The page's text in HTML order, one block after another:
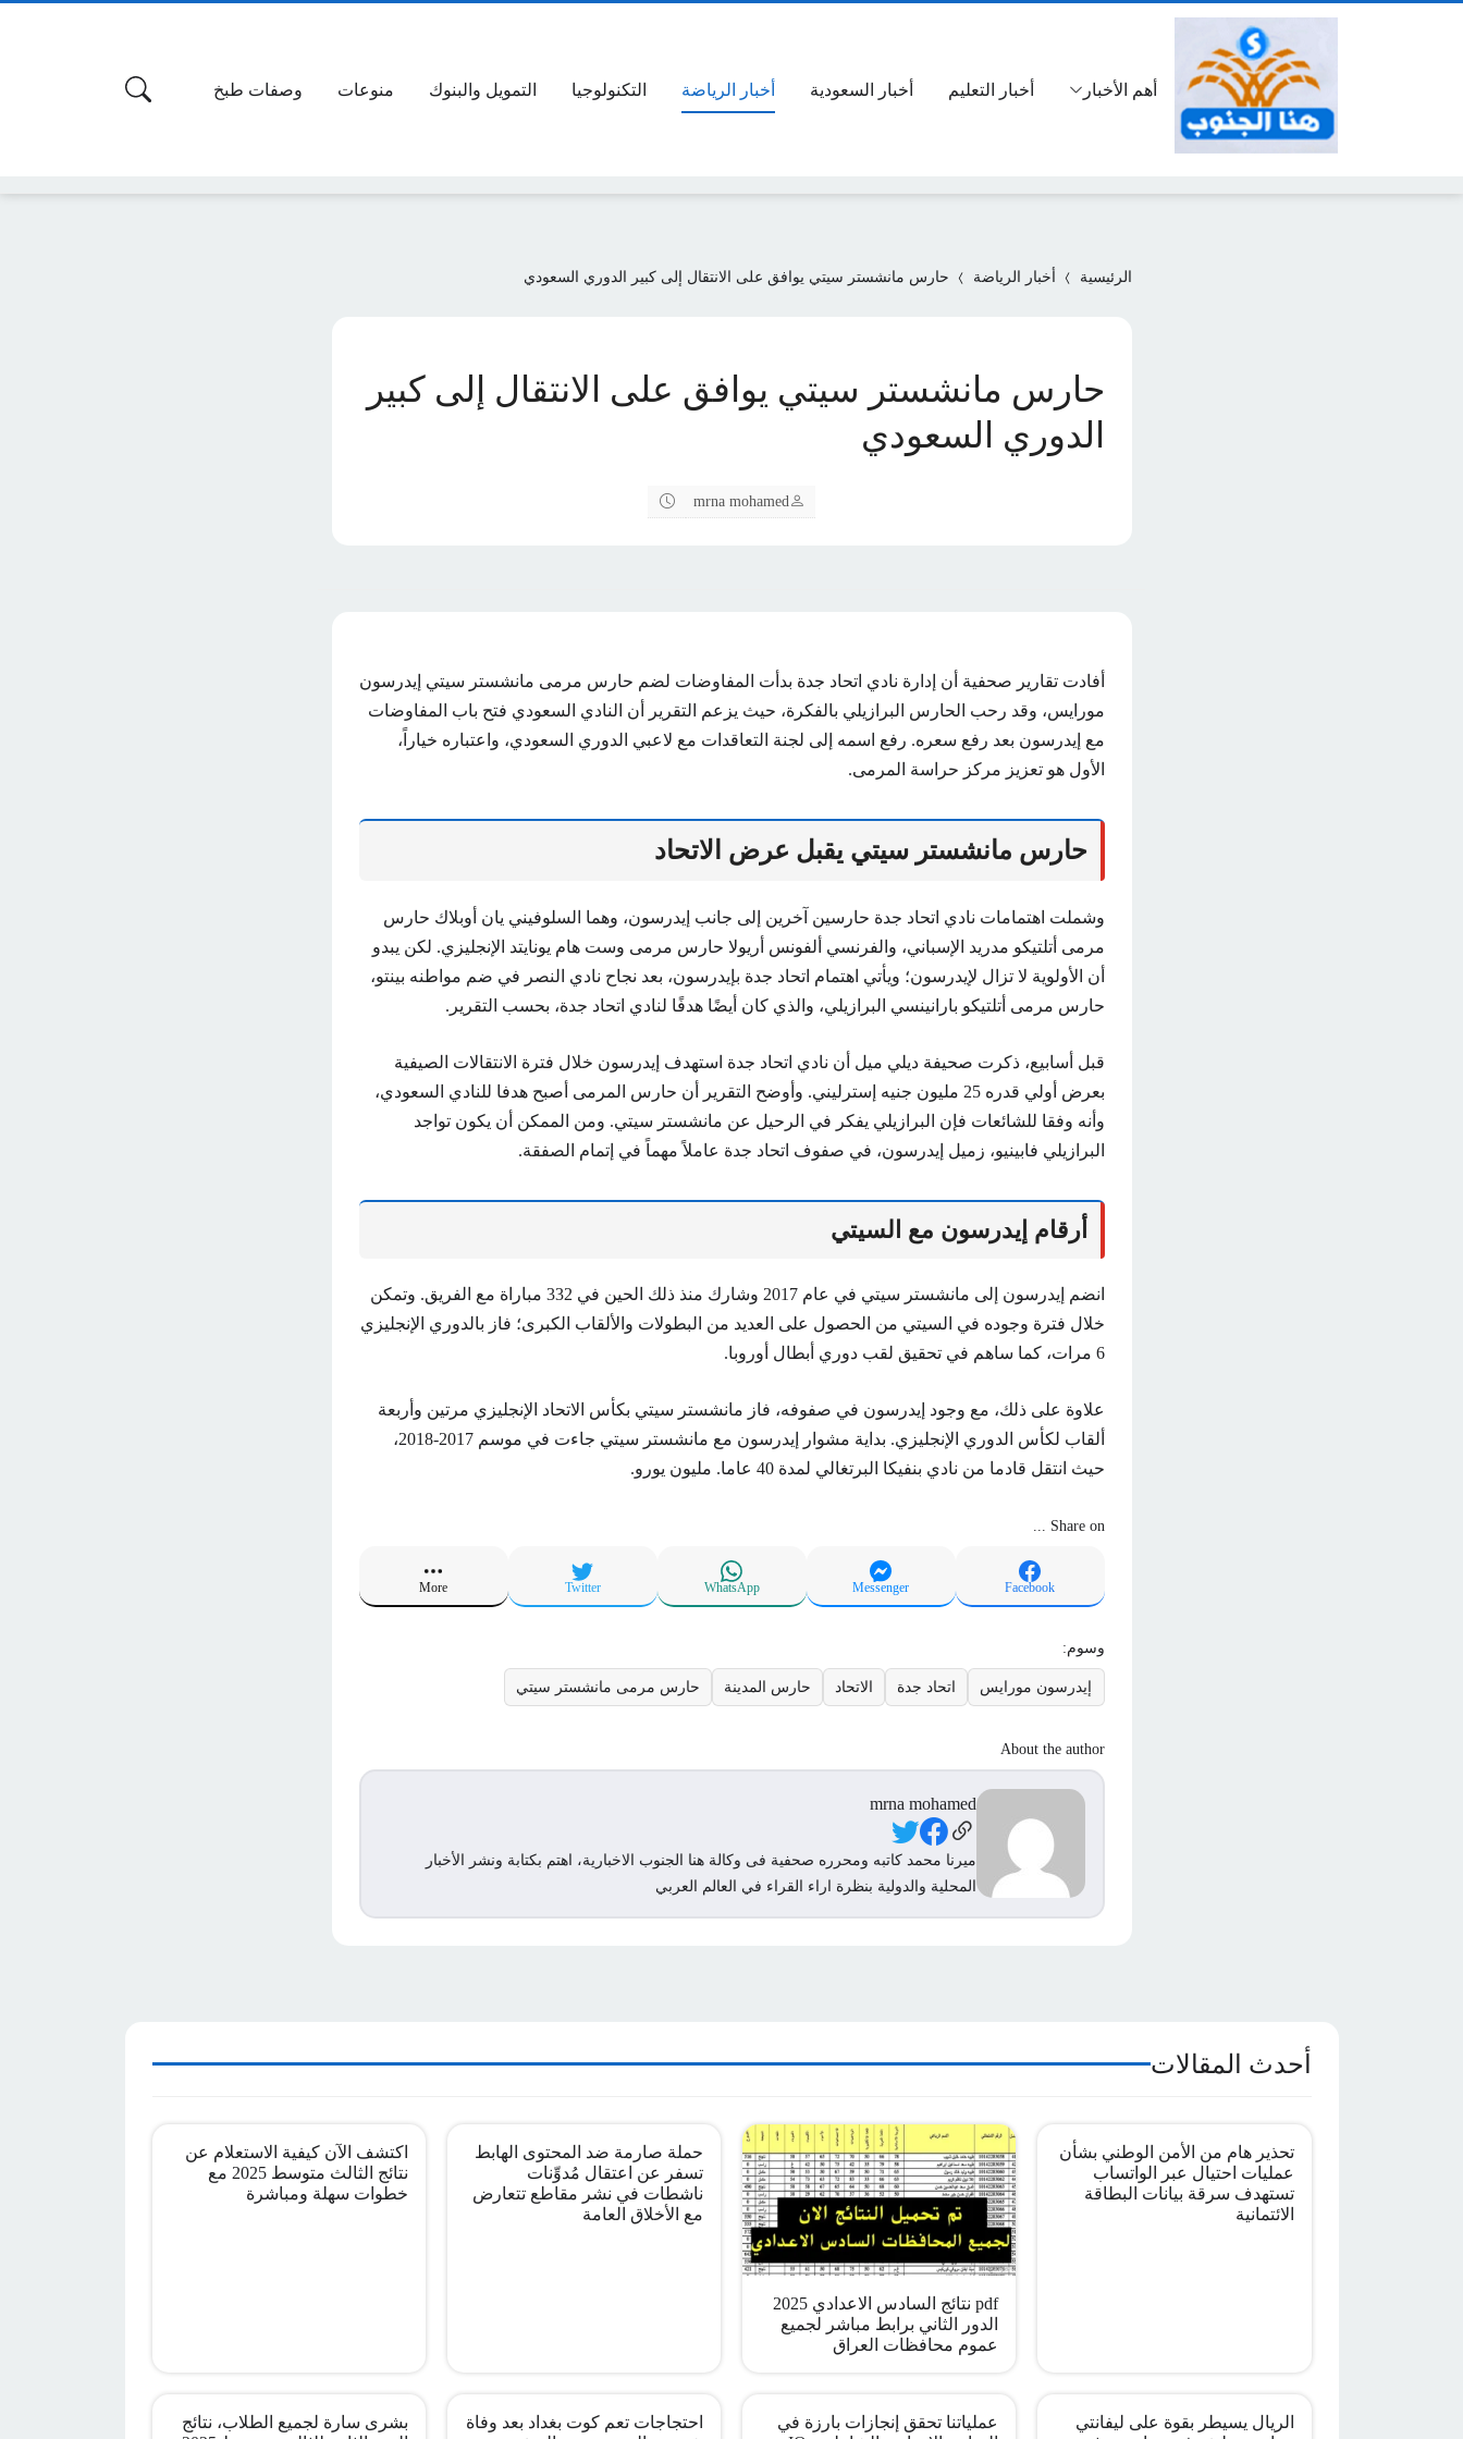
أهم الأخبار أخبار التعليم أخبار السعودية أخبار الرياضة التكنولوجيا التمويل والبنوك منوعات وصفات طبخ
الرئيسية أخبار الرياضة حارس مانشستر سيتي يوافق على الانتقال إلى كبير الدوري السعودي
حارس مانشستر سيتي يوافق على الانتقال إلى كبير
الدوري السعودي
mrna mohamed
أفادت تقارير صحفية أن إدارة نادي اتحاد جدة بدأت المفاوضات لضم حارس مرمى مانشستر سيتي إيدرسون
مورايس، وقد رحب الحارس البرازيلي بالفكرة، حيث يزعم التقرير أن النادي السعودي فتح باب المفاوضات
مع إيدرسون بعد رفع سعره. رفع اسمه إلى لجنة التعاقدات مع لاعبي الدوري السعودي، واعتباره خياراً،
الأول هو تعزيز مركز حراسة المرمى.
حارس مانشستر سيتي يقبل عرض الاتحاد
وشملت اهتمامات نادي اتحاد جدة حارسين آخرين إلى جانب إيدرسون، وهما السلوفيني يان أوبلاك حارس
مرمى أتلتيكو مدريد الإسباني، والفرنسي ألفونس أريولا حارس مرمى وست هام يونايتد الإنجليزي. لكن يبدو
أن الأولوية لا تزال لإيدرسون؛ ويأتي اهتمام اتحاد جدة بإيدرسون، بعد نجاح نادي النصر في ضم مواطنه بينتو،
حارس مرمى أتلتيكو بارانينسي البرازيلي، والذي كان أيضًا هدفًا لنادي اتحاد جدة، بحسب التقرير.
قبل أسابيع، ذكرت صحيفة ديلي ميل أن نادي اتحاد جدة استهدف إيدرسون خلال فترة الانتقالات الصيفية
بعرض أولي قدره 25 مليون جنيه إسترليني. وأوضح التقرير أن حارس المرمى أصبح هدفا للنادي السعودي،
وأنه وفقا للشائعات فإن البرازيلي يفكر في الرحيل عن مانشستر سيتي. ومن الممكن أن يكون تواجد
البرازيلي فابينيو، زميل إيدرسون، في صفوف اتحاد جدة عاملاً مهماً في إتمام الصفقة.
أرقام إيدرسون مع السيتي
انضم إيدرسون إلى مانشستر سيتي في عام 2017 وشارك منذ ذلك الحين في 332 مباراة مع الفريق. وتمكن
خلال فترة وجوده في السيتي من الحصول على العديد من البطولات والألقاب الكبرى؛ فاز بالدوري الإنجليزي
6 مرات، كما ساهم في تحقيق لقب دوري أبطال أوروبا.
علاوة على ذلك، مع وجود إيدرسون في صفوفه، فاز مانشستر سيتي بكأس الاتحاد الإنجليزي مرتين وأربعة
ألقاب لكأس الدوري الإنجليزي. بداية مشوار إيدرسون مع مانشستر سيتي جاءت في موسم 2017-2018،
حيث انتقل قادما من نادي بنفيكا البرتغالي لمدة 40 عاما. مليون يورو.
Share on ...
Facebook
Messenger
WhatsApp
Twitter
More
وسوم:
إيدرسون مورايس اتحاد جدة الاتحاد حارس المدينة حارس مرمى مانشستر سيتي
About the author
mrna mohamed
Social Links
ميرنا محمد كاتبه ومحرره صحفية فى وكالة هنا الجنوب الاخبارية، اهتم بكتابة ونشر الأخبار
المحلية والدولية بنظرة اراء القراء في العالم العربي
أحدث المقالات
تحذير هام من الأمن الوطني بشأن
عمليات احتيال عبر الواتساب
تستهدف سرقة بيانات البطاقة
الائتمانية
pdf نتائج السادس الاعدادي 2025
الدور الثاني برابط مباشر لجميع
عموم محافظات العراق
حملة صارمة ضد المحتوى الهابط
تسفر عن اعتقال مُدوِّنات
ناشطات في نشر مقاطع تتعارض
مع الأخلاق العامة
اكتشف الآن كيفية الاستعلام عن
نتائج الثالث متوسط 2025 مع
خطوات سهلة ومباشرة
الريال يسيطر بقوة على ليفانتي
عملياتنا تحقق إنجازات بارزة في
احتجاجات تعم كوت بغداد بعد وفاة
بشرى سارة لجميع الطلاب، نتائج